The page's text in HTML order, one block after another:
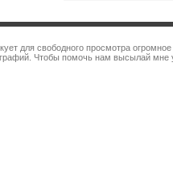
для свободного просмотра
Чтобы помочь нам высылай мне